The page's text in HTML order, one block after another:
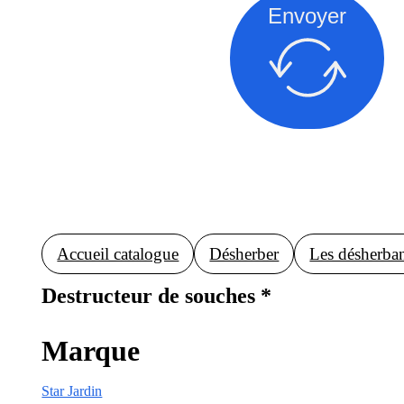
Envoyer
Accueil catalogue Désherber Les
Destructeur de souches *
Marque
Star Jardin